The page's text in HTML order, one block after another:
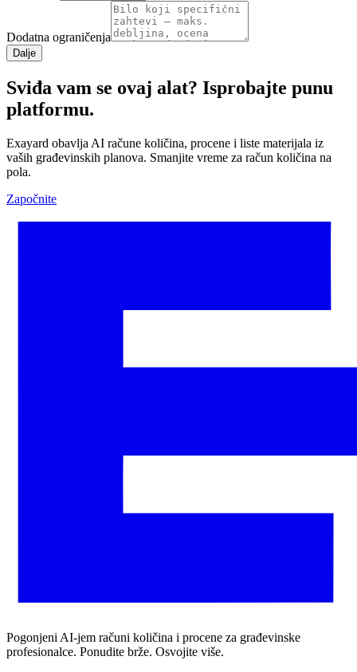
Dodatna ograničenja
Dalje
Sviđa vam se ovaj alat? Isprobajte punu
platformu.
Exayard obavlja AI račune količina, procene i liste materijala iz
vaših građevinskih planova. Smanjite vreme za račun količina na
pola.
Započnite
Pogonjeni AI-jem računi količina i procene za građevinske
profesionalce. Ponudite brže. Osvojite više.